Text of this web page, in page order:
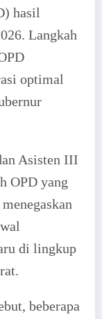
hasil
Langkah
optimal
Asisten III
OPD yang
di lingkup
beberapa